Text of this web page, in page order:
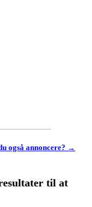
også annoncere? →
til at